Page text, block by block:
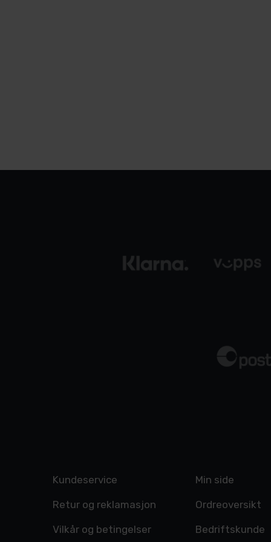
Kundeservice
Retur og reklamasjon
Vilkår og betingelser
Min side
Ordreoversikt
Bedriftskunde